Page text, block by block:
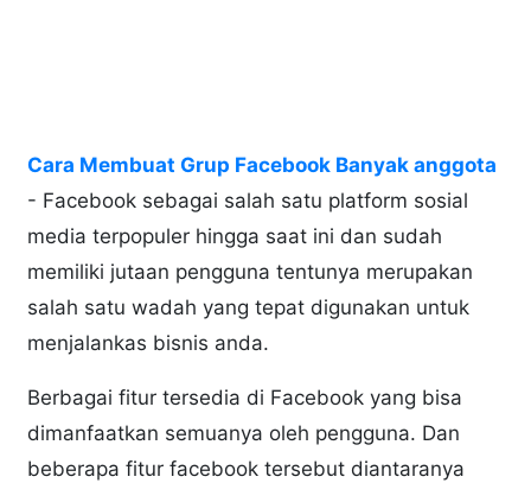
Cara Membuat Grup Facebook Banyak anggota
- Facebook sebagai salah satu platform sosial
media terpopuler hingga saat ini dan sudah
memiliki jutaan pengguna tentunya merupakan
salah satu wadah yang tepat digunakan untuk
menjalankas bisnis anda.
Berbagai fitur tersedia di Facebook yang bisa
dimanfaatkan semuanya oleh pengguna. Dan
beberapa fitur facebook tersebut diantaranya